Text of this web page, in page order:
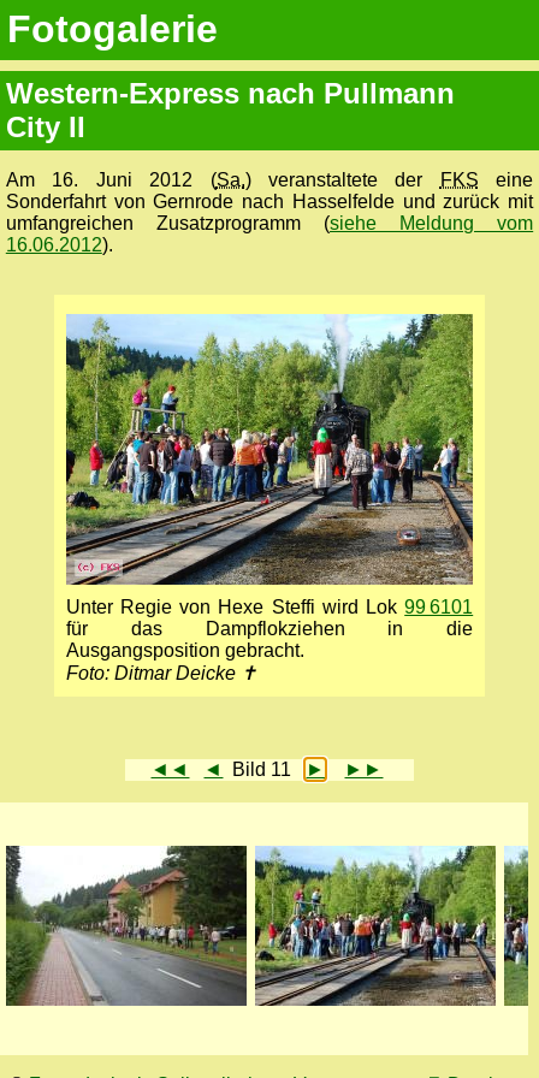
Fotogalerie
Western-Express nach Pullmann
City II
Am 16. Juni 2012 (Sa.) veranstaltete der FKS eine
Sonderfahrt von Gernrode nach Hasselfelde und zurück mit
umfangreichen Zusatzprogramm (siehe Meldung vom
16.06.2012).
Unter Regie von Hexe Steffi wird Lok99 6101
für das Dampflokziehen in die
Ausgangsposition gebracht.
Foto: Ditmar Deicke ✝
◄◄ ◄ Bild 11 ► ►►